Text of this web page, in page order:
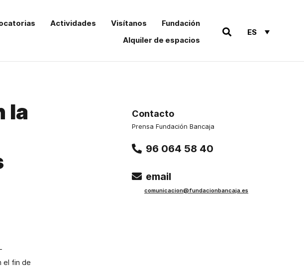
Actividades Visítanos
Fundación
Alquiler de espacios
ES
la
el fin de
Contacto
Prensa Fundación Bancaja
96 064 58 40
email
comunicacion@fundacionbancaja.es